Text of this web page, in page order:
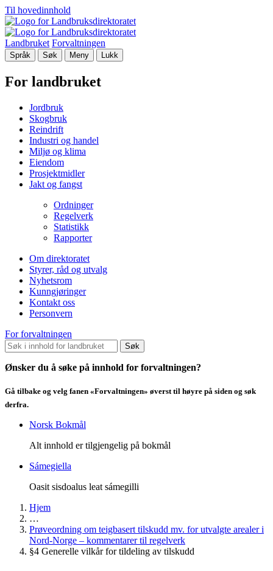
Til hovedinnhold
Landbruket Forvaltningen
Språk Søk Meny Lukk
For landbruket
Jordbruk
Skogbruk
Reindrift
Industri og handel
Miljø og klima
Eiendom
Prosjektmidler
Jakt og fangst
Ordninger
Regelverk
Statistikk
Rapporter
Om direktoratet
Styrer, råd og utvalg
Nyhetsrom
Kunngjøringer
Kontakt oss
Personvern
For forvaltningen
Søk
Ønsker du å søke på innhold for forvaltningen?
Gå tilbake og velg fanen «Forvaltningen» øverst til høyre på siden og søk
derfra.
Norsk Bokmål
Alt innhold er tilgjengelig på bokmål
Sámegiella
Oasit sisdoalus leat sámegilli
Hjem
…
Prøveordning om teigbasert tilskudd mv. for utvalgte arealer i
Nord-Norge – kommentarer til regelverk
§4 Generelle vilkår for tildeling av tilskudd